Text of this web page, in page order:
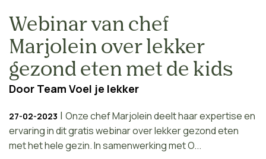
Webinar van chef
Marjolein over lekker
gezond eten met de kids
Door Team Voel je lekker
27-02-2023 | Onze chef Marjolein deelt haar expertise en
ervaring in dit gratis webinar over lekker gezond eten
met het hele gezin. In samenwerking met O...